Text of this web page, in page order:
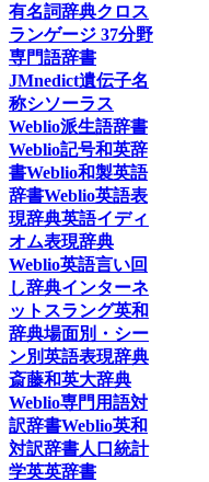
有名詞辞典クロス
ランゲージ 37分野
専門語辞書
JMnedict遺伝子名
称シソーラス
Weblio派生語辞書
Weblio記号和英辞
書Weblio和製英語
辞書Weblio英語表
現辞典英語イディ
オム表現辞典
Weblio英語言い回
し辞典インターネ
ットスラング英和
辞典場面別・シー
ン別英語表現辞典
斎藤和英大辞典
Weblio専門用語対
訳辞書Weblio英和
対訳辞書人口統計
学英英辞書